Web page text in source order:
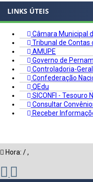
LINKS ÚTEIS
Câmara Municipal
Tribunal de Contas
AMUPE
Governo de
Controladoria-
Confederação
QEdu
SICONFI - Tesouro
Consultar
Receber
Hora: /,